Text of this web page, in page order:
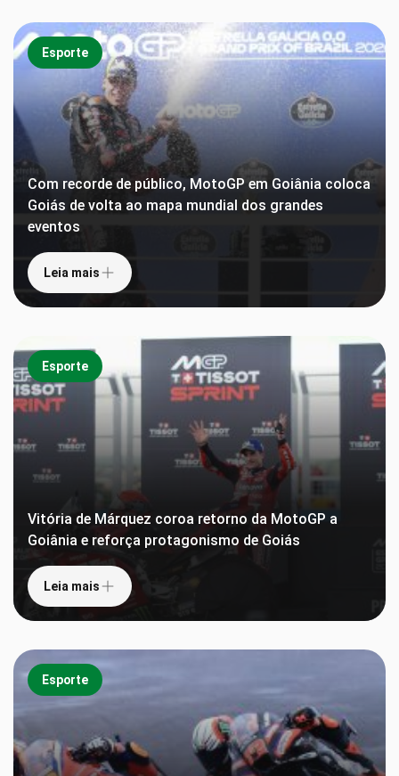
Esporte
Com recorde de público, MotoGP em Goiânia coloca
Goiás de volta ao mapa mundial dos grandes
eventos
Leia mais
Esporte
Vitória de Márquez coroa retorno da MotoGP a
Goiânia e reforça protagonismo de Goiás
Leia mais
Esporte